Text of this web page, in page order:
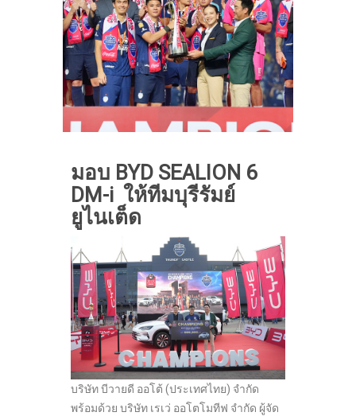
มอบ BYD SEALION 6
DM-i ให้ทีมบุรีรัมย์
ยูไนเต็ด
บริษัท บีวายดี ออโต้ (ประเทศไทย) จำกัด
พร้อมด้วย บริษัท เรเว่ ออโตโมทีฟ จำกัด ผู้จัด